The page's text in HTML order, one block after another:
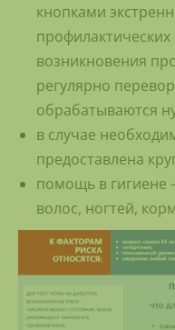
кнопками
возникновения
регулярно
обрабатываются
в случае
предоставлена
помощь в гигиене
волос, ногтей,